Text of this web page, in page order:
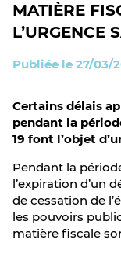
MATIÈRE
L’URGENCE
Publiée le 27/03/
Certains délais
pendant la
19 font l’objet
Pendant la
l’expiration d’un
de cessation de
les pouvoirs
matière fiscale